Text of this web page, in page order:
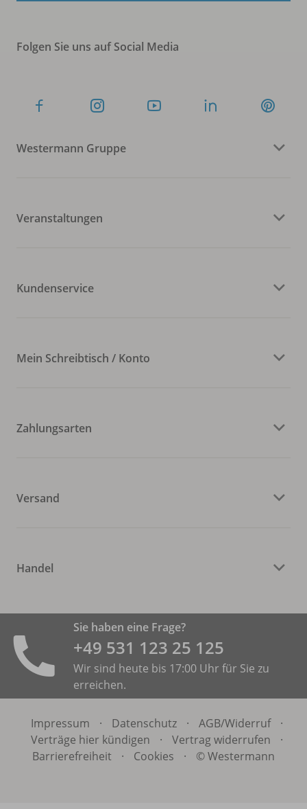
Folgen Sie uns auf Social Media
Westermann Gruppe
Veranstaltungen
Kundenservice
Mein Schreibtisch / Konto
Zahlungsarten
Versand
Handel
Sie haben eine Frage?
+49 531 ­123 25 125
Wir sind heute bis 17:00 Uhr für Sie zu
erreichen.
Impressum · Datenschutz · AGB/Widerruf
·
Verträge hier kündigen
· Vertrag widerrufen
·
Barrierefreiheit
· Cookies · © Westermann